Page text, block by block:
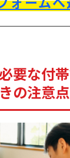
要な付
の注意点